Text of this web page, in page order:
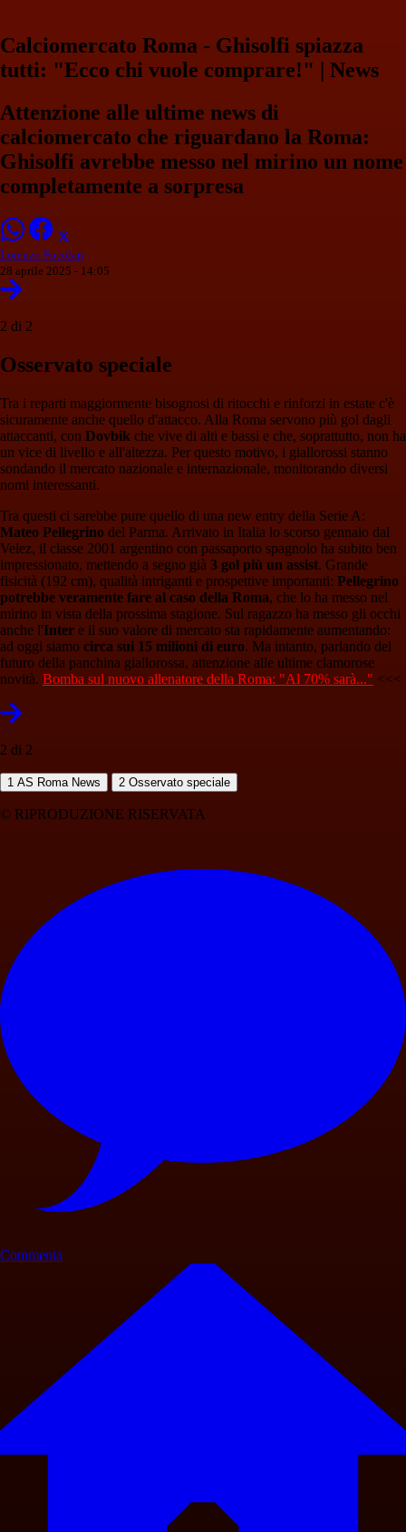
Calciomercato Roma - Ghisolfi spiazza
tutti: "Ecco chi vuole comprare!" | News
Attenzione alle ultime news di
calciomercato che riguardano la Roma:
Ghisolfi avrebbe messo nel mirino un nome
completamente a sorpresa
Lorenzo Focolari
28 aprile 2025 - 14:05
2 di 2
Osservato speciale
Tra i reparti maggiormente bisognosi di ritocchi e rinforzi in estate c'è
sicuramente anche quello d'attacco. Alla Roma servono più gol dagli
attaccanti, con Dovbik che vive di alti e bassi e che, soprattutto, non ha
un vice di livello e all'altezza. Per questo motivo, i giallorossi stanno
sondando il mercato nazionale e internazionale, monitorando diversi
nomi interessanti.
Tra questi ci sarebbe pure quello di una new entry della Serie A:
Mateo Pellegrino del Parma. Arrivato in Italia lo scorso gennaio dal
Velez, il classe 2001 argentino con passaporto spagnolo ha subito ben
impressionato, mettendo a segno già 3 gol più un assist. Grande
fisicità (192 cm), qualità intriganti e prospettive importanti: Pellegrino
potrebbe veramente fare al caso della Roma, che lo ha messo nel
mirino in vista della prossima stagione. Sul ragazzo ha messo gli occhi
anche l'Inter e il suo valore di mercato sta rapidamente aumentando:
ad oggi siamo circa sui 15 milioni di euro. Ma intanto, parlando del
futuro della panchina giallorossa, attenzione alle ultime clamorose
novità. Bomba sul nuovo allenatore della Roma: "Al 70% sarà..." <<<
2 di 2
1 AS Roma News 2 Osservato speciale
© RIPRODUZIONE RISERVATA
Commenta